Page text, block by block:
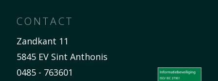
CONTACT
Zandkant 11
5845 EV Sint Anthonis
0485 - 763601